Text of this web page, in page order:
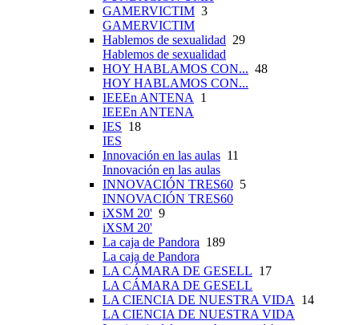
GAMERVICTIM 3
GAMERVICTIM
Hablemos de sexualidad 29
Hablemos de sexualidad
HOY HABLAMOS CON... 48
HOY HABLAMOS CON...
IEEEn ANTENA
1
IEEEn ANTENA
IES 18
IES
Innovación en las aulas 11
Innovación en las aulas
INNOVACIÓN TRES60 5
INNOVACIÓN TRES60
iXSM 20' 9
iXSM 20'
La caja de Pandora 189
La caja de Pandora
LA CÁMARA DE GESELL 17
LA CÁMARA DE GESELL
LA CIENCIA DE NUESTRA VIDA
14
LA CIENCIA DE NUESTRA VIDA